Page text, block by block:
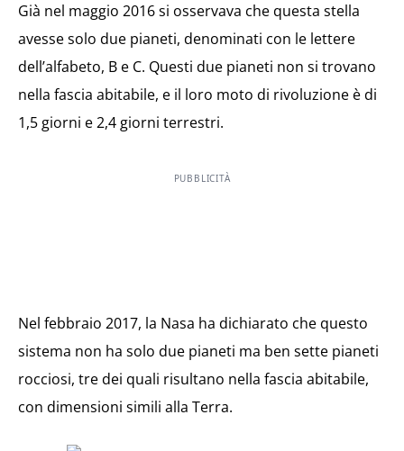
Già nel maggio 2016 si osservava che questa stella
avesse solo due pianeti, denominati con le lettere
dell’alfabeto, B e C. Questi due pianeti non si trovano
nella fascia abitabile, e il loro moto di rivoluzione è di
1,5 giorni e 2,4 giorni terrestri.
PUBBLICITÀ
Nel febbraio 2017, la Nasa ha dichiarato che questo
sistema non ha solo due pianeti ma ben sette pianeti
rocciosi, tre dei quali risultano nella fascia abitabile,
con dimensioni simili alla Terra.